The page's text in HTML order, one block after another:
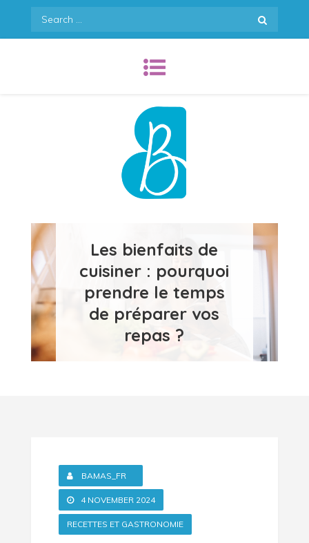
Search
for:
Bamas en cuisine !
Les bienfaits de
cuisiner : pourquoi
prendre le temps
de préparer vos
repas ?
BAMAS_FR
4 NOVEMBER 2024
RECETTES ET GASTRONOMIE